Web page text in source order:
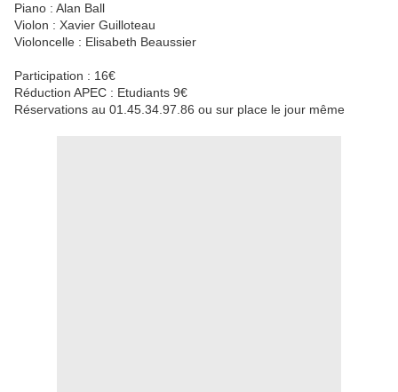
Piano : Alan Ball
Violon : Xavier Guilloteau
Violoncelle : Elisabeth Beaussier
Participation : 16€
Réduction APEC : Etudiants 9€
Réservations au 01.45.34.97.86 ou sur place le jour même